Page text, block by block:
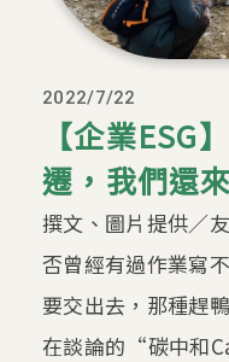
2022/7/22
【企業ESG
遷，我們還
撰文、圖片提供／
否曾經有過作業寫
要交出去，那種趕
在談論的“碳中和